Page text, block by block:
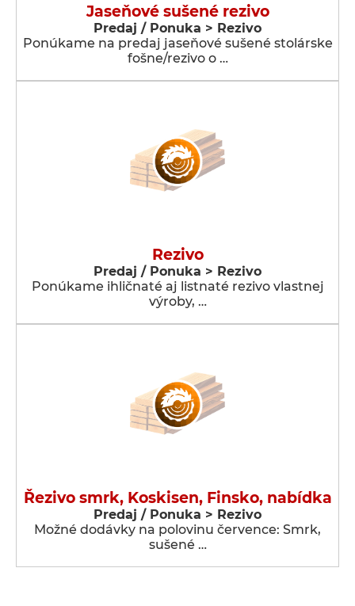
Jaseňové sušené rezivo
Predaj / Ponuka > Rezivo
Ponúkame na predaj jaseňové sušené stolárske
fošne/rezivo o …
Rezivo
Predaj / Ponuka > Rezivo
Ponúkame ihličnaté aj listnaté rezivo vlastnej
výroby, …
Řezivo smrk, Koskisen, Finsko, nabídka
Predaj / Ponuka > Rezivo
Možné dodávky na polovinu července: Smrk,
sušené …